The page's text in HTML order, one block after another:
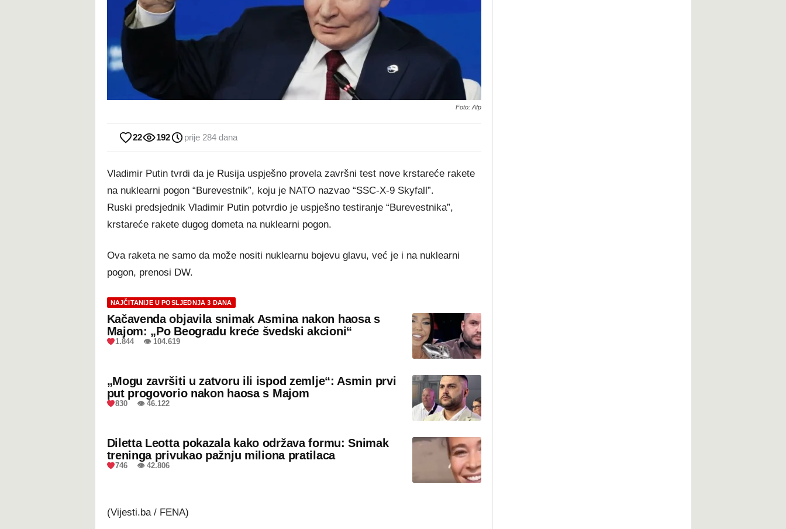
Foto: Afp
22 192 prije 284 dana
Vladimir Putin tvrdi da je Rusija uspješno provela završni test nove krstareće rakete
na nuklearni pogon “Burevestnik”, koju je NATO nazvao “SSC-X-9 Skyfall”.
Ruski predsjednik Vladimir Putin potvrdio je uspješno testiranje “Burevestnika”,
krstareće rakete dugog dometa na nuklearni pogon.
Ova raketa ne samo da može nositi nuklearnu bojevu glavu, već je i na nuklearni
pogon, prenosi DW.
NAJČITANIJE U POSLJEDNJA 3 DANA
Kačavenda objavila snimak Asmina nakon haosa s
Majom: „Po Beogradu kreće švedski akcioni“
1.844 👁 104.619
„Mogu završiti u zatvoru ili ispod zemlje“: Asmin prvi
put progovorio nakon haosa s Majom
830 👁 46.122
Diletta Leotta pokazala kako održava formu: Snimak
treninga privukao pažnju miliona pratilaca
746 👁 42.806
(Vijesti.ba / FENA)